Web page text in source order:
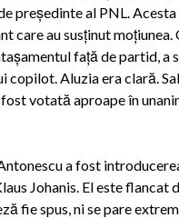
preşedinte al PNL.
care au susţinut moţiunea.
faţă de partid, a
copilot. Aluzia era clară.
votată aproape în
a fost
Johanis. El este flancat
fie spus, ni se pare